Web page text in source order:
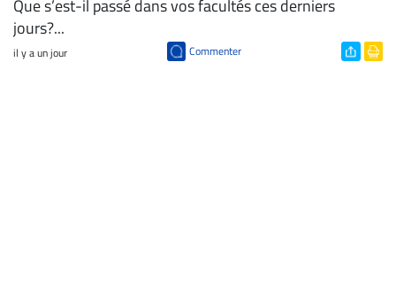
Que s’est-il passé dans vos facultés ces derniers
jours?...
il y a un jour Commenter